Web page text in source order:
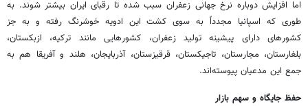
اما افزایش دوباره نرخ جهانی زعفران سبب شده تا رقبای ایران بیشتر شوند. به
طوری که اسپانیا مجدداً به سوی کشت این ادویه خوشرنگ رفته و به جز
کشورهای دارای پیشینه تولید زعفران، کشورهایی مانند ترکیه، ازبکستان،
بلغارستان، مجارستان، تاجیکستان، قرقیزستان، آذربایجان، هلند و آفریقا هم به
جمع این مدعیان پیوسته‌اند.
حفظ جایگاه و سهم بازار